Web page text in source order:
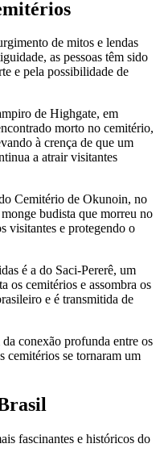
de mitos e lendas
as pessoas têm sido
e pela possibilidade de
de Highgate, em
morto no cemitério,
à crença de que um
a atrair visitantes
Cemitério de Okunoin, no
budista que morreu no
visitantes e protegendo o
é a do Saci-Pererê, um
os cemitérios e assombra os
e é transmitida de
conexão profunda entre os
cemitérios se tornaram um
fascinantes e históricos do